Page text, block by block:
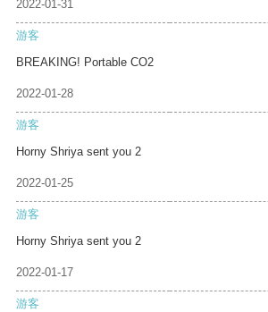
2022-01-31
游客
BREAKING! Portable CO2
2022-01-28
游客
Horny Shriya sent you 2
2022-01-25
游客
Horny Shriya sent you 2
2022-01-17
游客